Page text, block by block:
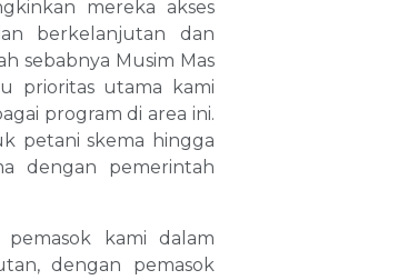
mereka akses
berkelanjutan dan
sebabnya Musim Mas
prioritas utama kami
program di area ini.
petani skema hingga
dengan pemerintah
kami dalam
dengan pemasok